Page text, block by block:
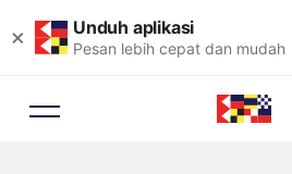
× Unduh aplikasi
Pesan lebih cepat dan mudah